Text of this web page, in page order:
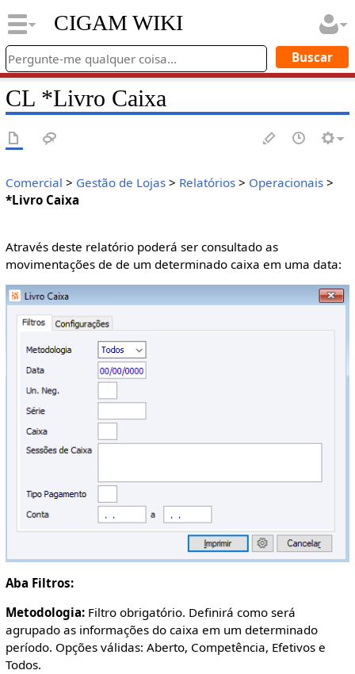
CIGAM WIKI
CL *Livro Caixa
Comercial > Gestão de Lojas> Relatórios> Operacionais>
*Livro Caixa
Através deste relatório poderá ser consultado as
movimentações de de um determinado caixa em uma data:
Aba Filtros:
Metodologia: Filtro obrigatório. Definirá como será
agrupado as informações do caixa em um determinado
período. Opções válidas: Aberto, Competência, Efetivos e
Todos.